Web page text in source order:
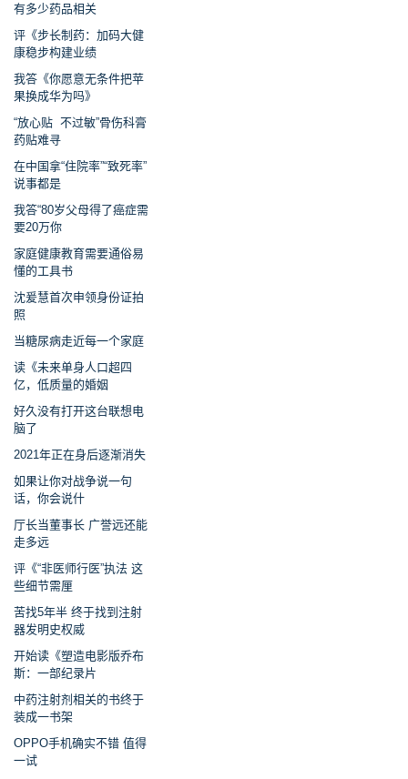
有多少药品相关
评《步长制药：加码大健
康稳步构建业绩
我答《你愿意无条件把苹
果换成华为吗》
“放心贴 不过敏”骨伤科膏
药贴难寻
在中国拿“住院率”“致死率”
说事都是
我答“80岁父母得了癌症需
要20万你
家庭健康教育需要通俗易
懂的工具书
沈爰慧首次申领身份证拍
照
当糖尿病走近每一个家庭
读《未来单身人口超四
亿，低质量的婚姻
好久没有打开这台联想电
脑了
2021年正在身后逐渐消失
如果让你对战争说一句
话，你会说什
厅长当董事长 广誉远还能
走多远
评《“非医师行医”执法 这
些细节需厘
苦找5年半 终于找到注射
器发明史权威
开始读《塑造电影版乔布
斯：一部纪录片
中药注射剂相关的书终于
装成一书架
OPPO手机确实不错 值得
一试